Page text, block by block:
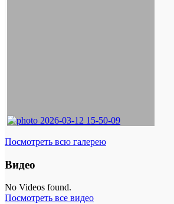
Посмотреть всю галерею
Видео
No Videos found.
Посмотреть все видео